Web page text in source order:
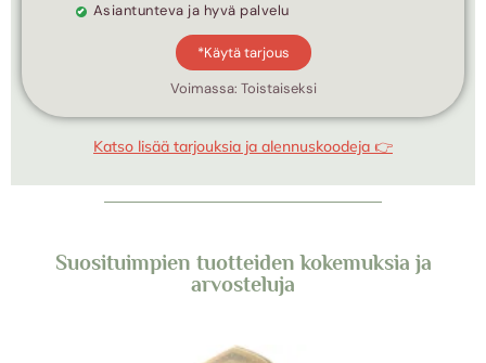
Asiantunteva ja hyvä palvelu
*Käytä tarjous
Voimassa: Toistaiseksi
Katso lisää tarjouksia ja alennuskoodeja 👉
Suosituimpien tuotteiden kokemuksia ja
arvosteluja